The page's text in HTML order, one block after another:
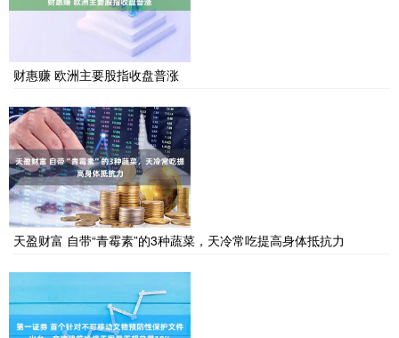
财惠赚 欧洲主要股指收盘普涨
天盈财富 自带“青霉素”的3种蔬菜，天冷常吃提高身体抵抗力